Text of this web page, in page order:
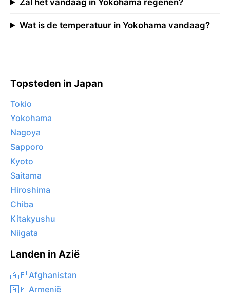
Wat is de temperatuur in Yokohama vandaag?
Topsteden in Japan
Tokio
Yokohama
Nagoya
Sapporo
Kyoto
Saitama
Hiroshima
Chiba
Kitakyushu
Niigata
Landen in Azië
🇦🇫 Afghanistan
🇦🇲 Armenië